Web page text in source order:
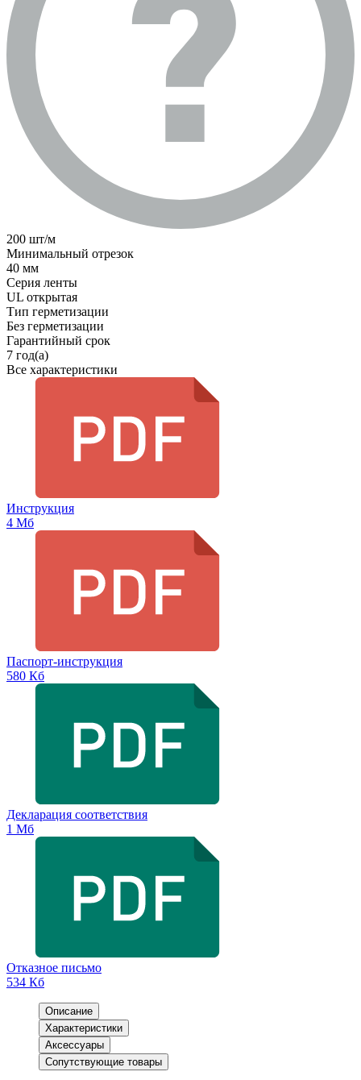
200 шт/м
Минимальный отрезок
40 мм
Серия ленты
UL открытая
Тип герметизации
Без герметизации
Гарантийный срок
7 год(а)
Все характеристики
Инструкция
4 Мб
Паспорт-инструкция
580 Кб
Декларация соответствия
1 Мб
Отказное письмо
534 Кб
Описание
Характеристики
Аксессуары
Сопутствующие товары